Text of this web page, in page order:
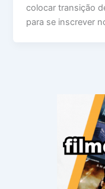
colocar transição
para se inscrever